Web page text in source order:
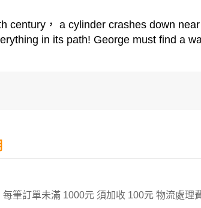
century， a cylinder crashes down
in its path! George must find a
每筆訂單未滿 1000元 須加收 100元 物流處理